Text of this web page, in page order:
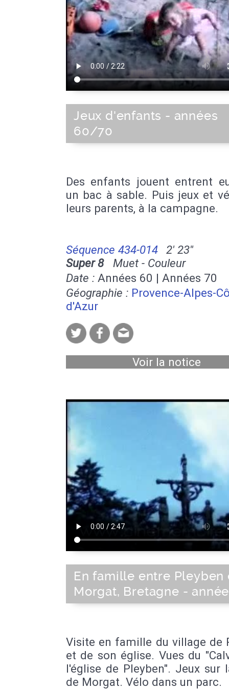
Jeux d'enfants - années
60/70
Des enfants jouent entrent
un bac à sable. Puis jeux et
leurs parents, à la campagne.
Séquence 434-014
2' 23''
Super 8Muet - Couleur
Date : Années 60 | Années 70
Géographie : Provence-Alpes-
d'Azur
Voir la notice
En famille entre Pleyben
Morgat, Bretagne -
Visite en famille du village de
et de son église. Vues du
l'église de Pleyben". Jeux sur
de Morgat. Vélo dans un parc.